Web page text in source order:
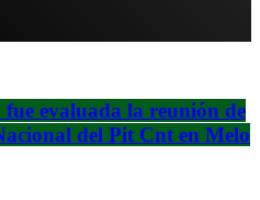
evaluada la reunión de
del Pit Cnt en Melo